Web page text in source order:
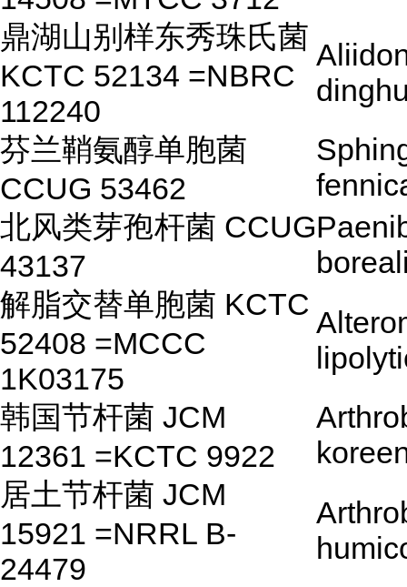
鼎湖山别样东秀珠氏菌
KCTC 52134 =NBRC
112240
芬兰鞘氨醇单胞菌
CCUG 53462
北风类芽孢杆菌 CCUG
43137
解脂交替单胞菌 KCTC
52408 =MCCC
1K03175
韩国节杆菌 JCM
12361 =KCTC 9922
居土节杆菌 JCM
15921 =NRRL B-
24479